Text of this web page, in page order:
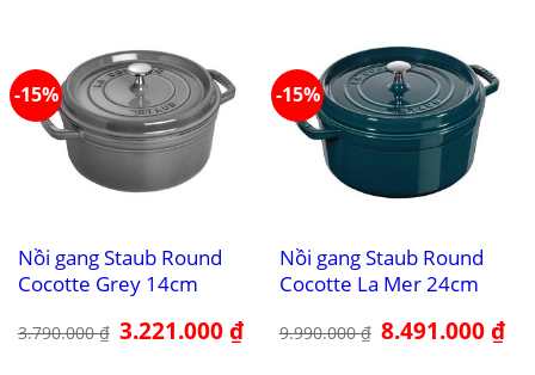
-15%
Nồi gang Staub Round
Cocotte Grey 14cm
3.790.000₫ Giá
gốc
3.221.000₫Giá
hiện
-15%
Nồi gang Staub Round
Cocotte La Mer 24cm
9.990.000₫ Giá
gốc
8.491.000₫Giá